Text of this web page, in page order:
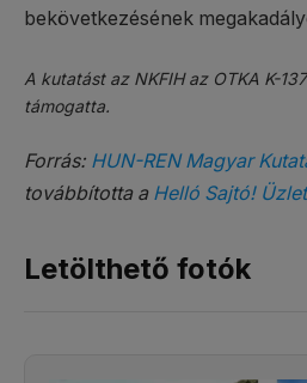
bekövetkezésének
A kutatást az NKFIH az OTKA K-
támogatta.
Forrás: HUN-REN Magyar
továbbította a Helló Sajtó!
Letölthető fotók